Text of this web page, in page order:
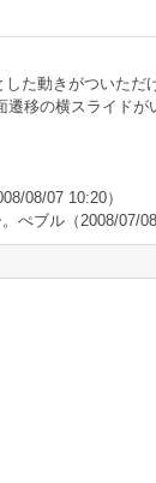
た動きがついただ
移の横スライドが
08/07 10:20）
ぺブル （2008/07/